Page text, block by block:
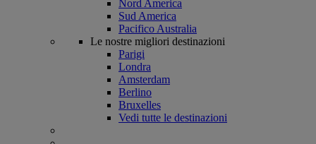
Nord America
Sud America
Pacifico Australia
Le nostre migliori destinazioni
Parigi
Londra
Amsterdam
Berlino
Bruxelles
Vedi tutte le destinazioni